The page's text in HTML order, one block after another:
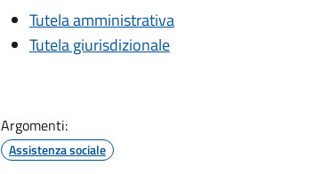
Tutela amministrativa
Tutela giurisdizionale
Argomenti:
Assistenza sociale